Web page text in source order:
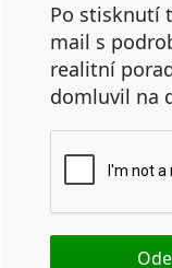
Po stisknutí
mail s
realitní
domluvil na